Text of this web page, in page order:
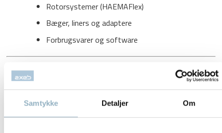
Samtykke Detaljer Om
Rotorsystemer (HAEMAFlex)
Bæger, liners og adaptere
Forbrugsvarer og software
Nøglefunktioner
GreenCool teknologi